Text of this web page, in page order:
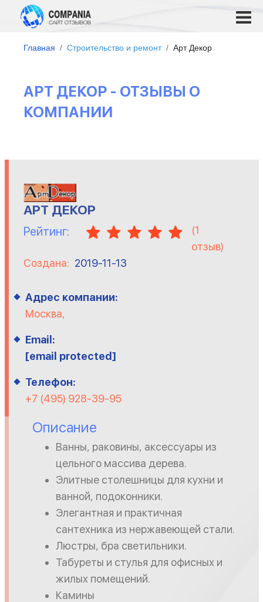
Главная Строительство и ремонт Арт Декор
АРТ ДЕКОР - ОТЗЫВЫ О
КОМПАНИИ
АРТ ДЕКОР
Рейтинг: (1
отзыв)
Создана: 2019-11-13
Адрес компании:
Москва,
Email:
[email protected]
Телефон:
+7 (495) 928-39-95
Описание
Ванны, раковины, аксессуары из
цельного массива дерева.
Элитные столешницы для кухни и
ванной, подоконники.
Элегантная и практичная
сантехника из нержавеющей стали.
Люстры, бра светильники.
Табуреты и стулья для офисных и
жилых помещений.
Камины